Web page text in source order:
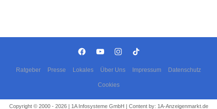
Ratgeber Presse Lokales Über Uns Impressum Datenschutz
Cookies
Copyright © 2000 - 2026 | 1A Infosysteme GmbH | Content by: 1A-Anzeigenmarkt.de